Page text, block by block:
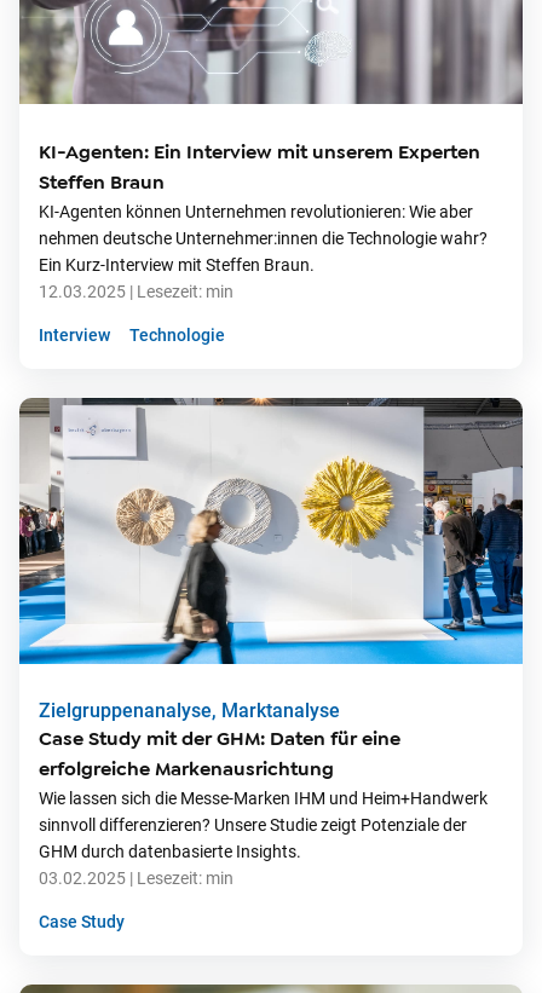
KI-Agenten: Ein Interview mit unserem Experten
Steffen Braun
KI-Agenten können Unternehmen revolutionieren: Wie aber
nehmen deutsche Unternehmer:innen die Technologie wahr?
Ein Kurz-Interview mit Steffen Braun.
12.03.2025 | Lesezeit: min
Interview Technologie
Zielgruppenanalyse, Marktanalyse
Case Study mit der GHM: Daten für eine
erfolgreiche Markenausrichtung
Wie lassen sich die Messe-Marken IHM und Heim+Handwerk
sinnvoll differenzieren? Unsere Studie zeigt Potenziale der
GHM durch datenbasierte Insights.
03.02.2025 | Lesezeit: min
Case Study